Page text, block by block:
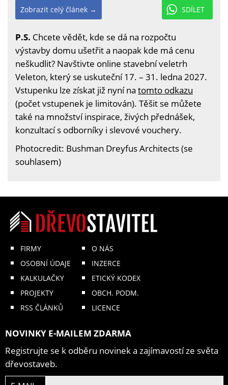
SDÍLET
Zobrazit celý článek →
P.S. Chcete vědět, kde se dá na rozpočtu
výstavby domu ušetřit a naopak kde má cenu
neškudlit? Navštivte online stavební veletrh
Veleton, který se uskuteční 17. – 31. ledna 2027.
Vstupenku lze získat již nyní na tomto odkazu
(počet vstupenek je limitován). Těšit se můžete
také na množství inspirace, živých přednášek,
konzultací s odborníky i slevové vouchery.
Photocredit: Bushman Dreyfus Architects (se
souhlasem)
FIRMY
OSOBNÍ ÚDAJE
KALKULAČKY
PROJEKTY
RSS ČLÁNKŮ
O NÁS
INZERCE
ETICKÝ KODEX
OBCH. PODM.
LICENCE
NOVINKY E-MAILEM ZDARMA
Registrujte se k odběru novinek a zajímavostí ze světa
dřevostaveb.